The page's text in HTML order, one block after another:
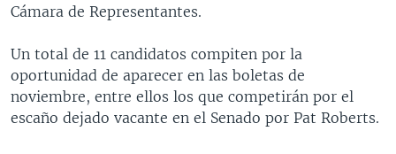
Cámara de Representantes.
Un total de 11 candidatos compiten por la
oportunidad de aparecer en las boletas de
noviembre, entre ellos los que competirán por el
escaño dejado vacante en el Senado por Pat Roberts.